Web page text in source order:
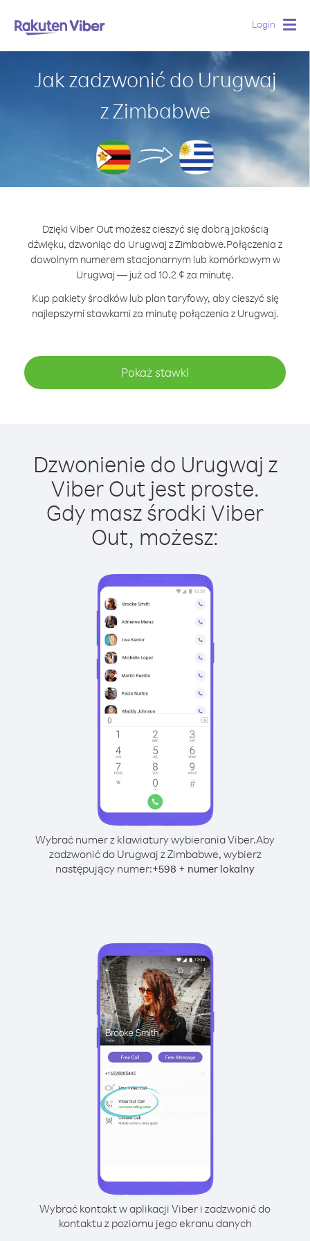
Login
Jak zadzwonić do Urugwaj
z Zimbabwe
Dzięki Viber Out możesz cieszyć się dobrą jakością
dźwięku, dzwoniąc do Urugwaj z Zimbabwe.Połączenia z
dowolnym numerem stacjonarnym lub komórkowym w
Urugwaj — już od 10.2 ¢ za minutę.
Kup pakiety środków lub plan taryfowy, aby cieszyć się
najlepszymi stawkami za minutę połączenia z Urugwaj.
Pokaż stawki
Dzwonienie do Urugwaj z
Viber Out jest proste.
Gdy masz środki Viber
Out, możesz:
Wybrać numer z klawiatury wybierania Viber.Aby
zadzwonić do Urugwaj z Zimbabwe, wybierz
następujący numer:+598 + numer lokalny
Wybrać kontakt w aplikacji Viber i zadzwonić do
kontaktu z poziomu jego ekranu danych